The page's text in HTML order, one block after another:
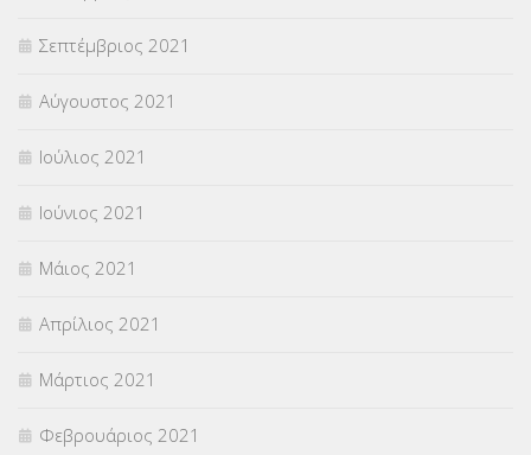
Σεπτέμβριος 2021
Αύγουστος 2021
Ιούλιος 2021
Ιούνιος 2021
Μάιος 2021
Απρίλιος 2021
Μάρτιος 2021
Φεβρουάριος 2021